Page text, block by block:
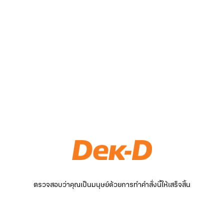
ตรวจสอบว่าคุณเป็นมนุษย์ด้วยการทำคำสั่งนี้ให้เสร็จสิ้น